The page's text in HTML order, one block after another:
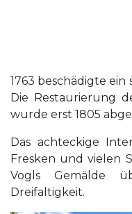
1763 beschädigte ein
Die Restaurierung
wurde erst 1805
Das achteckige
Fresken und vielen
Vogls Gemälde
Dreifaltigkeit.